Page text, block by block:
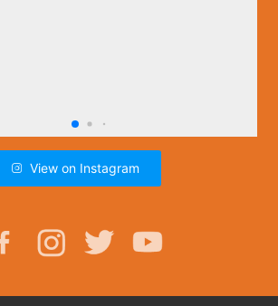
View on Instagram